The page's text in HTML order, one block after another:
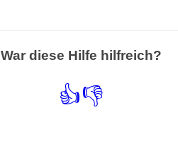
War diese Hilfe hilfreich?
👍👎